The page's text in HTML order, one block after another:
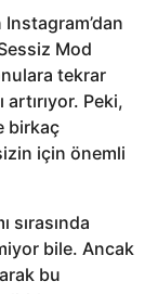
Mod
tekrar
artırıyor. Peki,
birkaç
için önemli
sırasında
bile. Ancak
bu